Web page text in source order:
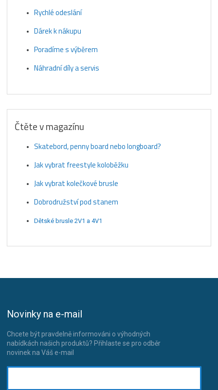
Rychlé odeslání
Dárek k nákupu
Poradíme s výběrem
Náhradní díly a servis
Čtěte v magazínu
Skatebord, penny board nebo longboard?
Jak vybrat freestyle koloběžku
Jak vybrat kolečkové brusle
Dobrodružství pod stanem
Dětské brusle 2V1 a 4V1
Novinky na e-mail
Chcete být pravdelně informováni o výhodných
nabídkách našich produktů? Přihlaste se pro odběr
novinek na Váš e-mail